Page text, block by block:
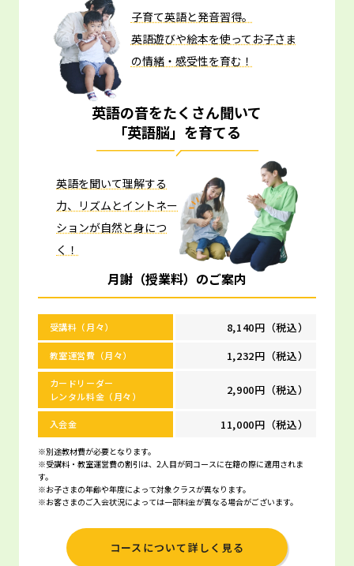
子育て英語と発音習得。
英語遊びや絵本を使ってお子さま
の情緒・感受性を育む！
英語の音をたくさん聞いて
「英語脳」を育てる
英語を聞いて理解する
力、リズムとイントネー
ションが自然と身につ
く！
月謝（授業料）のご案内
受講料（月々） 8,140円（税込）
教室運営費（月々） 1,232円（税込）
カードリーダー
レンタル料金（月々）
2,900円（税込）
入会金 11,000円（税込）
※別途教材費が必要となります。
※受講料・教室運営費の割引は、2人目が同コースに在籍の際に適用されま
す。
※お子さまの年齢や年度によって対象クラスが異なります。
※お客さまのご入会状況によっては一部料金が異なる場合がございます。
コースについて詳しく見る